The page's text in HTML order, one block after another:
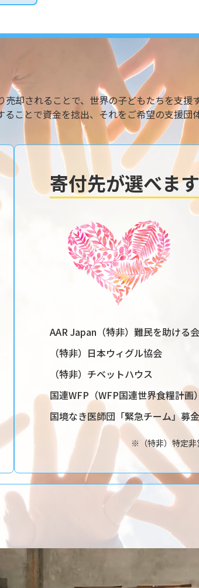
却されることで、世界の子どもたちを支援
ことで資金を捻出、それをご希望の支援団
寄付先が選べます
AAR Japan（特非）難民を助ける会
（特非）日本ウィグル協会
（特非）チベットハウス
国連WFP（WFP国連世界食糧計画
国境なき医師団「緊急チーム」募金
※（特非）特定非